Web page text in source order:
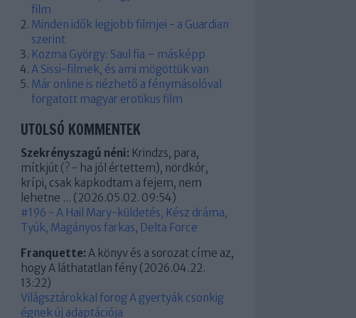
film
Minden idők legjobb filmjei - a Guardian
szerint
Kozma György: Saul fia – másképp
A Sissi-filmek, és ami mögöttük van
Már online is nézhető a fénymásolóval
forgatott magyar erotikus film
UTOLSÓ KOMMENTEK
Szekrényszagú néni: Krindzs, para,
mítkjút (? - ha jól értettem), nördkór,
krípi, csak kapkodtam a fejem, nem
lehetne ... (2026.05.02. 09:54)
#196 - A Hail Mary-küldetés, Kész dráma,
Tyúk, Magányos farkas, Delta Force
Franquette: A könyv és a sorozat címe az,
hogy A láthatatlan fény (2026.04.22.
13:22)
Világsztárokkal forog A gyertyák csonkig
égnek új adaptációja